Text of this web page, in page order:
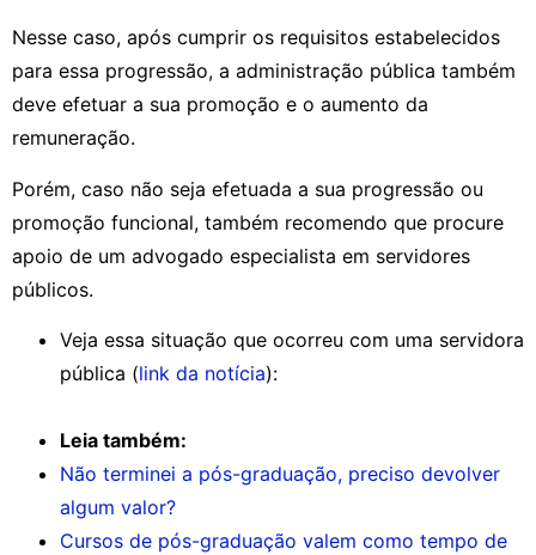
Nesse caso, após cumprir os requisitos estabelecidos
para essa progressão, a administração pública também
deve efetuar a sua promoção e o aumento da
remuneração.
Porém, caso não seja efetuada a sua progressão ou
promoção funcional, também recomendo que procure
apoio de um advogado especialista em servidores
públicos.
Veja essa situação que ocorreu com uma servidora
pública (link da notícia):
Leia também:
Não terminei a pós-graduação, preciso devolver
algum valor?
Cursos de pós-graduação valem como tempo de